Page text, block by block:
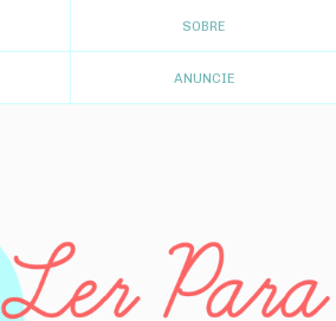
SOBRE
ANUNCIE